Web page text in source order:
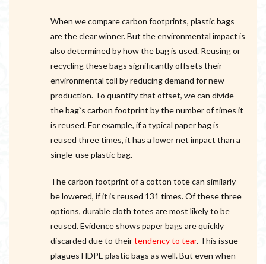
When we compare carbon footprints, plastic bags
are the clear winner. But the environmental impact is
also determined by how the bag is used. Reusing or
recycling these bags significantly offsets their
environmental toll by reducing demand for new
production. To quantify that offset, we can divide
the bag`s carbon footprint by the number of times it
is reused. For example, if a typical paper bag is
reused three times, it has a lower net impact than a
single-use plastic bag.
The carbon footprint of a cotton tote can similarly
be lowered, if it is reused 131 times. Of these three
options, durable cloth totes are most likely to be
reused. Evidence shows paper bags are quickly
discarded due to theirtendency to tear. This issue
plagues HDPE plastic bags as well. But even when